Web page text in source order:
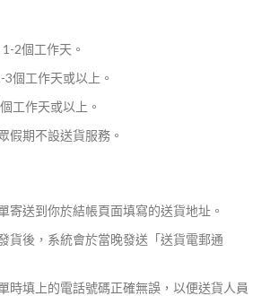
2個工作天。
個工作天或以上。
工作天或以上。
假期不設送貨服務。
寄送到你於結帳頁面填寫的送貨地址。
貨後，系統會於當晚發送「送貨電郵通
時填上的電話號碼正確無誤，以便送貨人員